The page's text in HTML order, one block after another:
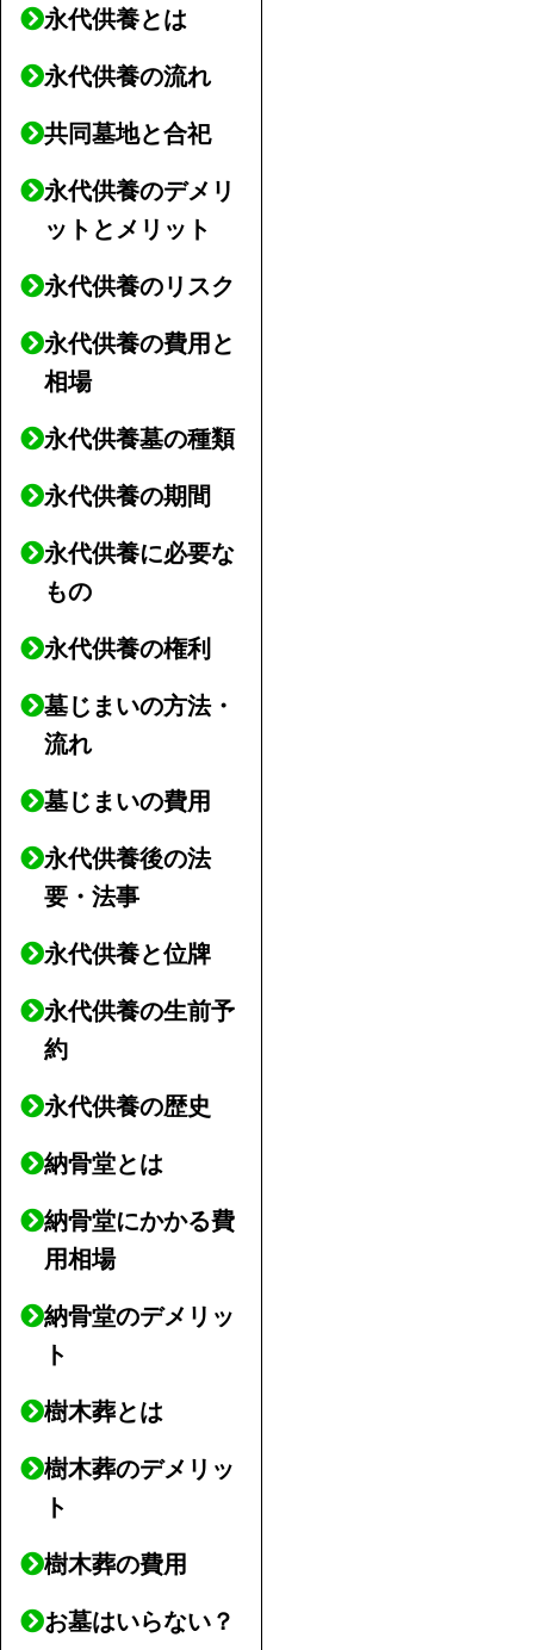
永代供養とは
永代供養の流れ
共同墓地と合祀
永代供養のデメリ
ットとメリット
永代供養のリスク
永代供養の費用と
相場
永代供養墓の種類
永代供養の期間
永代供養に必要な
もの
永代供養の権利
墓じまいの方法・
流れ
墓じまいの費用
永代供養後の法
要・法事
永代供養と位牌
永代供養の生前予
約
永代供養の歴史
納骨堂とは
納骨堂にかかる費
用相場
納骨堂のデメリッ
ト
樹木葬とは
樹木葬のデメリッ
ト
樹木葬の費用
お墓はいらない？